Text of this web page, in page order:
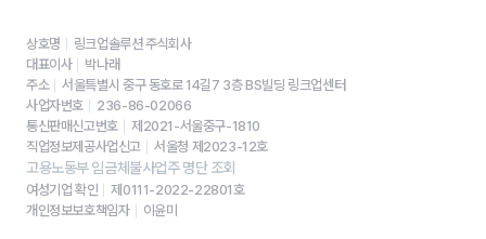
상호명
링크업솔루션 주식회사
대표이사
박나래
주소
서울특별시 중구 동호로 14길7 3층 BS빌딩 링크업센터
사업자번호
236-86-02066
통신판매신고번호
제2021-서울중구-1810
직업정보제공사업신고
서울청 제2023-12호
고용노동부 임금체불사업주 명단 조회
여성기업 확인
제0111-2022-22801호
개인정보보호책임자
이윤미